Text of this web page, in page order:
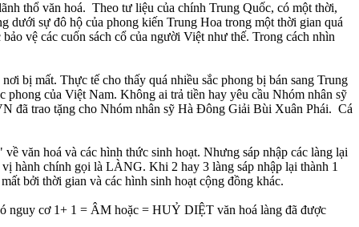
thổ văn hoá. Theo tư liệu của chính Trung Quốc, có một thời,
dưới sự đô hộ của phong kiến Trung Hoa trong một thời gian quá
vệ các cuốn sách cổ của người Việt như thế. Trong cách nhìn
bị mất. Thực tế cho thấy quá nhiều sắc phong bị bán sang Trung
của Việt Nam. Không ai trả tiền hay yêu cầu Nhóm nhân sỹ
đã trao tặng cho Nhóm nhân sỹ Hà Đông Giải Bùi Xuân Phái. Cá
văn hoá và các hình thức sinh hoạt. Nhưng sáp nhập các làng lại
hành chính gọi là LÀNG. Khi 2 hay 3 làng sáp nhập lại thành 1
bởi thời gian và các hình sinh hoạt cộng đồng khác.
nguy cơ 1+ 1 = ÂM hoặc = HUỶ DIỆT văn hoá làng đã được